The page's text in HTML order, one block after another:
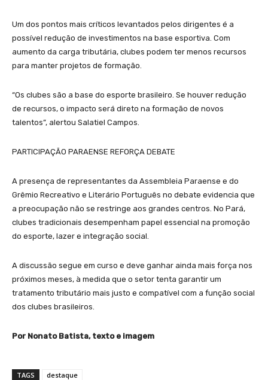
Um dos pontos mais críticos levantados pelos dirigentes é a
possível redução de investimentos na base esportiva. Com
aumento da carga tributária, clubes podem ter menos recursos
para manter projetos de formação.
“Os clubes são a base do esporte brasileiro. Se houver redução
de recursos, o impacto será direto na formação de novos
talentos”, alertou Salatiel Campos.
PARTICIPAÇÃO PARAENSE REFORÇA DEBATE
A presença de representantes da Assembleia Paraense e do
Grêmio Recreativo e Literário Português no debate evidencia que
a preocupação não se restringe aos grandes centros. No Pará,
clubes tradicionais desempenham papel essencial na promoção
do esporte, lazer e integração social.
A discussão segue em curso e deve ganhar ainda mais força nos
próximos meses, à medida que o setor tenta garantir um
tratamento tributário mais justo e compatível com a função social
dos clubes brasileiros.
Por Nonato Batista, texto e imagem
TAGS destaque